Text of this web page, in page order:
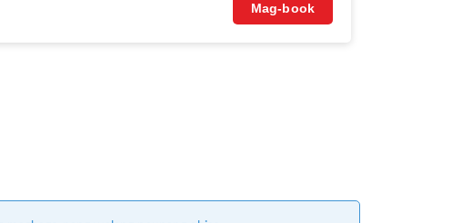
Mag-book